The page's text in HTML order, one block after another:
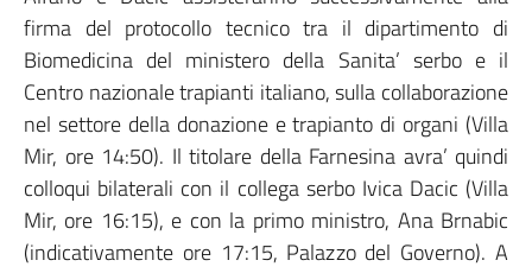
firma del protocollo tecnico tra il dipartimento di
Biomedicina del ministero della Sanita’ serbo e il
Centro nazionale trapianti italiano, sulla collaborazione
nel settore della donazione e trapianto di organi (Villa
Mir, ore 14:50). Il titolare della Farnesina avra’ quindi
colloqui bilaterali con il collega serbo Ivica Dacic (Villa
Mir, ore 16:15), e con la primo ministro, Ana Brnabic
(indicativamente ore 17:15, Palazzo del Governo). A